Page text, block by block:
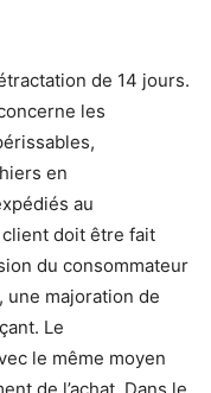
de 14 jours.
les
en
au
doit être fait
du consommateur
une majoration de
Le
le même moyen
de l’achat. Dans le